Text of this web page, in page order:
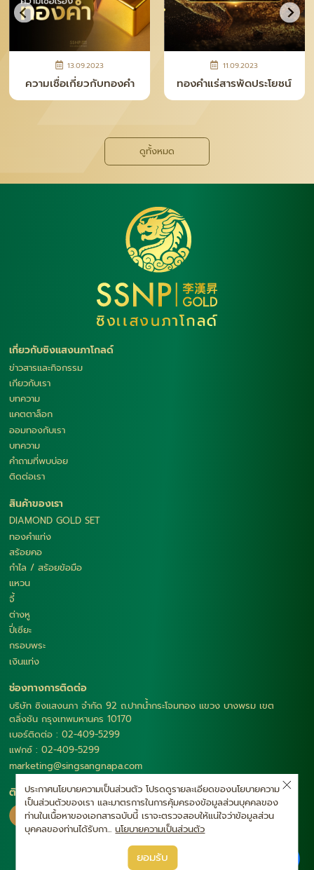
28.04.2026
ความจริงหลังเคาน์เตอร์ ที่
คนซื้อทอง–เงินควรรู้
12.11.2025
ทำไม “เงินแท่ง SNP” ถึง
กลายเป็นเทรนด์ใหม่ของยุค
ดูทั้งหมด
เกี่ยวกับซิงแสงนภาโกลด์
ข่าวสารและกิจกรรม
เกียวกับเรา
บทความ
แคตตาล็อก
ออมทองกับเรา
บทความ
คำถามที่พบบ่อย
ติดต่อเรา
สินค้าของเรา
DIAMOND GOLD SET
ทองคำแท่ง
สร้อยคอ
กำไล / สร้อยข้อมือ
แหวน
จี้
ต่างหู
ปี่เซียะ
กรอบพระ
เงินแท่ง
ช่องทางการติดต่อ
บริษัท ซิงแสงนภา จำกัด 92 ถ.ปากน้ำกระโจมทอง แขวง บางพรม เขต
ตลิ่งชัน กรุงเทพมหานคร 10170
เบอร์ติดต่อ : 02-409-5299
แฟกซ์ : 02-409-5299
marketing@singsangnapa.com
ติดตามเรา
|
ประกาศนโยบายความเป็นส่วนตัว โปรดดูรายละเอียดของนโยบายความ
เป็นส่วนตัวของเรา และมาตรการในการคุ้มครองข้อมูลส่วนบุคคลของ
ท่านในเนื้อหาของเอกสารฉบับนี้ เราจะตรวจสอบให้แน่ใจว่าข้อมูลส่วน
บุคคลของท่านได้รับกา... นโยบายความเป็นส่วนตัว
ยอมรับ